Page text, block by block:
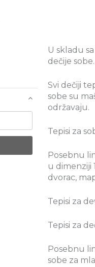
U skladu
dečije sobe.
Svi dečiji
sobe su
održavaju.
Tepisi za
Posebnu
u dimenziji
dvorac,
Tepisi za
Tepisi za
Posebnu
sobe za